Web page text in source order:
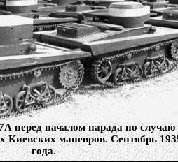
перед началом парада по случаю
Киевских маневров. Сентябрь
года.